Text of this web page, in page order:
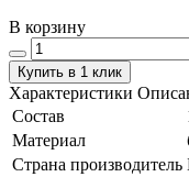
В корзину
Купить в 1 клик
Характеристики
Состав
Материал
Страна производитель